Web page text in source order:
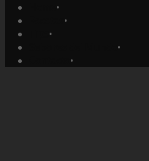
•
•
•
•
•